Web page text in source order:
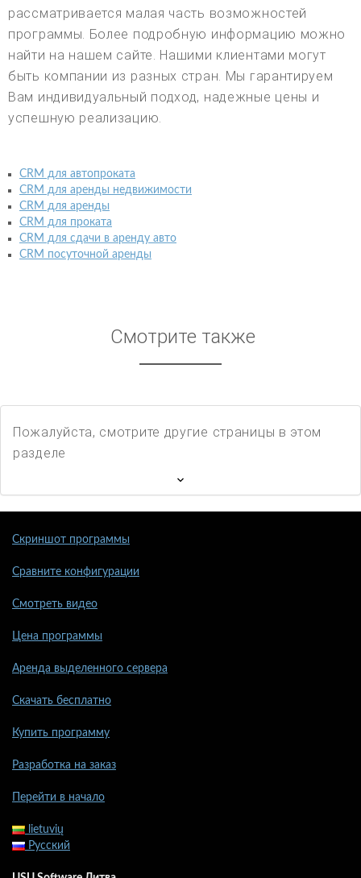
рассматривается малая часть возможностей
программы. Более подробную информацию можно
найти на нашем сайте. Нашими клиентами могут
быть компании из разных стран. Мы гарантируем
Вам индивидуальный подход, надежные цены и
успешную реализацию.
CRM для автопроката
CRM для аренды недвижимости
CRM для аренды
CRM для проката
CRM для сдачи в аренду авто
CRM посуточной аренды
Смотрите также
Пожалуйста, смотрите другие страницы в этом
разделе
Скриншот программы
Сравните конфигурации
Смотреть видео
Цена программы
Аренда выделенного сервера
Скачать бесплатно
Купить программу
Разработка на заказ
Перейти в начало
lietuvių
Русский